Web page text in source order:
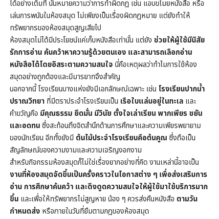
ได้อย่างเต็มที่ นั่นหมายความว่าการทำผิดกฎ เช่น แอบขโมยหนังสือ หรือ
เล่นการพนันในห้องสมุด ไม่เพียงเป็นเรื่องผิดกฎหมาย แต่ยังทำให้
ทรัพยากรของห้องสมุดสูญเสียไป
ห้องสมุดไม่ได้มีประโยชน์แค่เก็บหนังสือเท่านั้น แต่ยัง ช่วยให้ผู้ใช้มีนิสัย
รักการอ่าน ค้นคว้าหาความรู้ด้วยตนเอง และสามารถเลือกอ่าน
หนังสือได้โดยอิสระตามความสนใจ นี่คือเหตุผลว่าทำไมการใช้ห้อง
สมุดอย่างถูกต้องและมีมารยาทจึงสำคัญ
นอกจากนี้ โรงเรียนบางแห่งยังมีเอกลักษณ์เฉพาะ เช่น โรงเรียนปากน้ำ
ปราณวิทยา ที่มีตราประจำโรงเรียนเป็น เรือใบแล่นอยู่ในทะเล และ
คำขวัญคือ มีคุณธรรม ยึดมั่น มีวินัย ตั้งใจเล่าเรียน พากเพียร ชยัน
และอดทนซึ่งสะท้อนถึงจิตสำนึกด้านการศึกษาและความเพียรพยายาม
ของนักเรียน อีกทั้งยังมี ต้นไม้ประจำโรงเรียนคือต้นคูณ ซึ่งถือเป็น
สัญลักษณ์ของความงามและความเจริญงอกงาม
สำหรับกิจกรรมห้องสมุดก็ไม่ใช่เรื่องยากอย่างที่คิด งานเหล่านี้อาจเป็น
งานที่ห้องสมุดจัดขึ้นเป็นครั้งคราวในโอกาสต่าง ๆ เพื่อส่งเสริมการ
อ่าน การศึกษาค้นคว้า และดึงดูดความสนใจให้ผู้ใช้มาใช้บริการมาก
ขึ้น และเพื่อให้ทรัพยากรไม่สูญหาย น้อง ๆ ควรส่งคืนหนังสือ ตามวัน
กำหนดส่ง หรือภายในวันที่ยืมตามกฎของห้องสมุด